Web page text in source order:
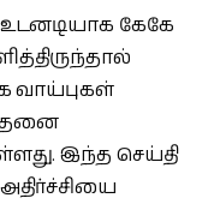
கேகே
வாய்புகள்
இந்த செய்தி